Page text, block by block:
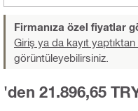
Firmanıza özel fiyatlar
Giriş ya da kayıt
görüntüleyebilirsiniz.
'den 21.896,65